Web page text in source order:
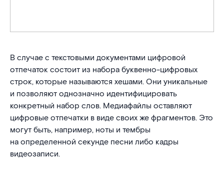
В случае с текстовыми документами цифровой
отпечаток состоит из набора буквенно-цифровых
строк, которые называются хешами. Они уникальные
и позволяют однозначно идентифицировать
конкретный набор слов. Медиафайлы оставляют
цифровые отпечатки в виде своих же фрагментов. Это
могут быть, например, ноты и тембры
на определенной секунде песни либо кадры
видеозаписи.